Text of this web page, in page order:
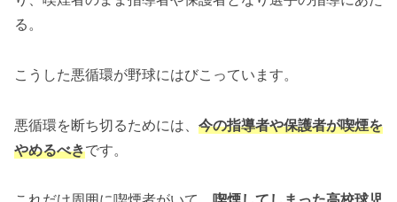
る。
こうした悪循環が野球にはびこっています。
悪循環を断ち切るためには、 今の指導者や保護者が喫煙を
やめるべきです。